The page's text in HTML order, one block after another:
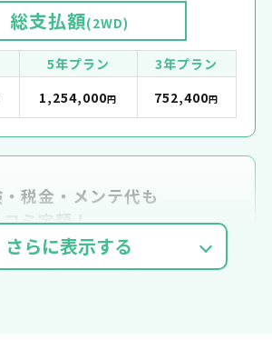
総支払額(2WD)
5年プラン
3年プラン
1,254,000円 752,400円
税金・メンテ代も
ミ定額！